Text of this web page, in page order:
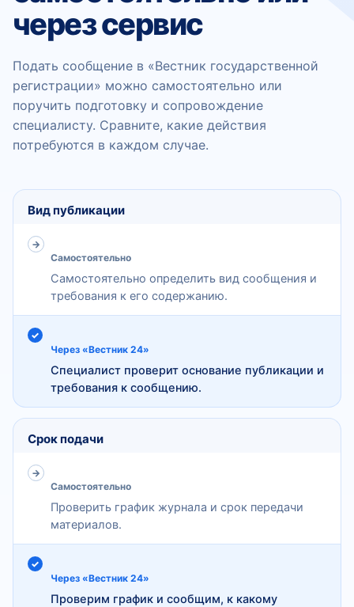
через сервис
Подать сообщение в «Вестник государственной
регистрации» можно самостоятельно или
поручить подготовку и сопровождение
специалисту. Сравните, какие действия
потребуются в каждом случае.
Сравнение самостоятельной подачи сообщения и
Самостоятельная подача
Публикация своими силами
С сопровождением специалиста
Через сервис «Вестник 24»
Вид публикации
Самостоятельно
Самостоятельно определить вид сообщения и
требования к его содержанию.
Через «Вестник 24»
Специалист проверит основание публикации и
требования к сообщению.
Срок подачи
Самостоятельно
Проверить график журнала и срок передачи
материалов.
Через «Вестник 24»
Проверим график и сообщим, к какому